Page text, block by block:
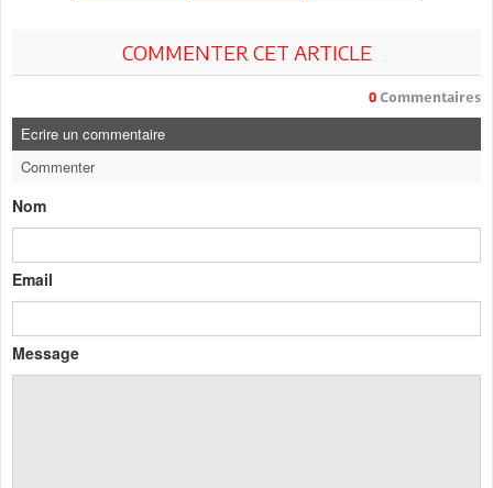
COMMENTER CET ARTICLE
0 Commentaires
Ecrire un commentaire
Commenter
Nom
Email
Message